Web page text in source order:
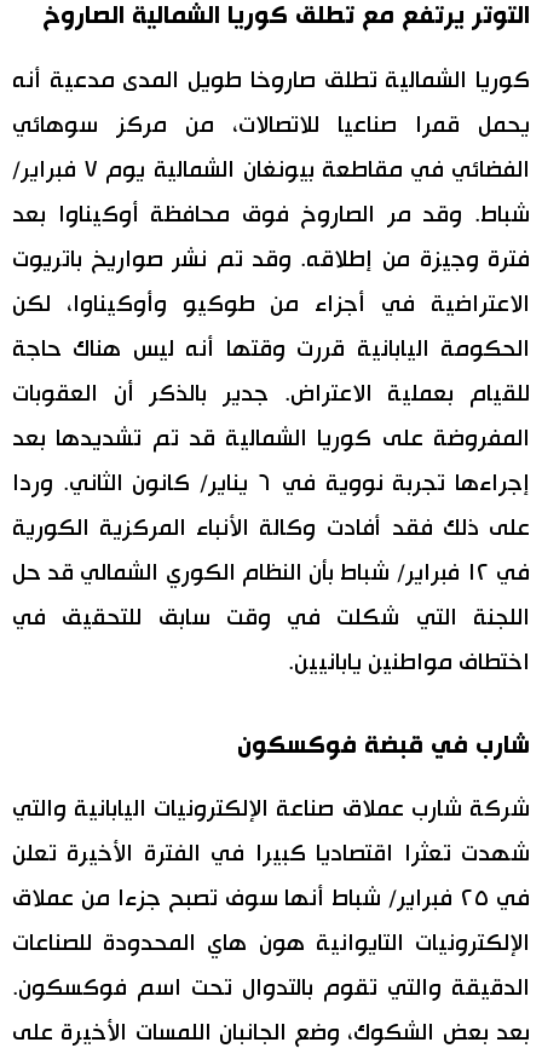
التوتر يرتفع مع تطلق كوريا الشمالية الصاروخ
كوريا الشمالية تطلق صاروخا طويل المدى مدعية أنه
يحمل قمرا صناعيا للاتصالات، من مركز سوهائي
الفضائي في مقاطعة بيونغان الشمالية يوم ٧ فبراير/
شباط. وقد مر الصاروخ فوق محافظة أوكيناوا بعد
فترة وجيزة من إطلاقه. وقد تم نشر صواريخ باتريوت
الاعتراضية في أجزاء من طوكيو وأوكيناوا، لكن
الحكومة اليابانية قررت وقتها أنه ليس هناك حاجة
للقيام بعملية الاعتراض. جدير بالذكر أن العقوبات
المفروضة على كوريا الشمالية قد تم تشديدها بعد
إجراءها تجربة نووية في ٦ يناير/ كانون الثاني. وردا
على ذلك فقد أفادت وكالة الأنباء المركزية الكورية
في ١٢ فبراير/ شباط بأن النظام الكوري الشمالي قد حل
اللجنة التي شكلت في وقت سابق للتحقيق في
اختطاف مواطنين يابانيين.
شارب في قبضة فوكسكون
شركة شارب عملاق صناعة الإلكترونيات اليابانية والتي
شهدت تعثرا اقتصاديا كبيرا في الفترة الأخيرة تعلن
في ٢٥ فبراير/ شباط أنها سوف تصبح جزءا من عملاق
الإلكترونيات التايوانية هون هاي المحدودة للصناعات
الدقيقة والتي تقوم بالتدوال تحت اسم فوكسكون.
بعد بعض الشكوك، وضع الجانبان اللمسات الأخيرة على